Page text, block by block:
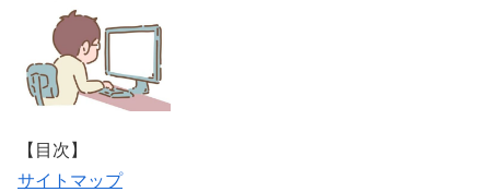
【目次】
サイトマップ